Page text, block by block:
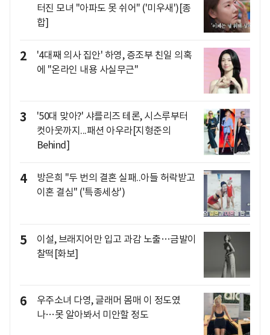
터진 모녀 "아파도 못 쉬어" ('미우새')[종
합]
2
'4대째 의사 집안' 하영, 증조부 친일 의혹
에 "온라인 내용 사실무근"
3
'50대 맞아?' 샤를리즈 테론, 시스루부터
컷아웃까지...패션 아우라[지형준의
Behind]
4
방은희 "두 번의 결혼 실패..아들 허락받고
이혼 결심" ('특종세상')
5
이설, 브래지어만 입고 과감 노출…금발이
찰떡[화보]
6
우주소녀 다영, 글래머 몸매 이 정도였
나…못 알아봐서 미안할 정도